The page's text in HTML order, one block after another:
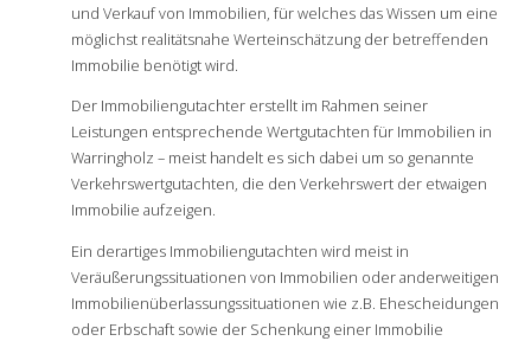
und Verkauf von Immobilien, für welches das Wissen um eine
möglichst realitätsnahe Werteinschätzung der betreffenden
Immobilie benötigt wird.
Der Immobiliengutachter erstellt im Rahmen seiner
Leistungen entsprechende Wertgutachten für Immobilien in
Warringholz – meist handelt es sich dabei um so genannte
Verkehrswertgutachten, die den Verkehrswert der etwaigen
Immobilie aufzeigen.
Ein derartiges Immobiliengutachten wird meist in
Veräußerungssituationen von Immobilien oder anderweitigen
Immobilienüberlassungssituationen wie z.B. Ehescheidungen
oder Erbschaft sowie der Schenkung einer Immobilie